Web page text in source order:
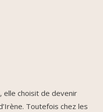
elle choisit de devenir
Toutefois chez les